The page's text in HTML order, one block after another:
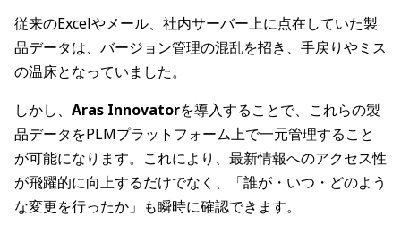
従来のExcelやメール、社内サーバー上に点在していた製
品データは、バージョン管理の混乱を招き、手戻りやミス
の温床となっていました。
しかし、 Aras Innovatorを導入することで、これらの製
品データをPLMプラットフォーム上で一元管理すること
が可能になります。これにより、最新情報へのアクセス性
が飛躍的に向上するだけでなく、「誰が・いつ・どのよう
な変更を行ったか」も瞬時に確認できます。